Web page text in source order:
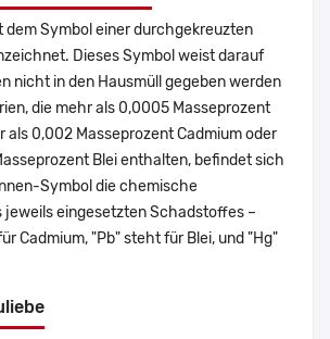
dem Symbol einer durchgekreuzten
Dieses Symbol weist darauf
nicht in den Hausmüll gegeben werden
die mehr als 0,0005 Masseprozent
als 0,002 Masseprozent Cadmium oder
Blei enthalten, befindet sich
Symbol die chemische
jeweils eingesetzten Schadstoffes –
Cadmium, "Pb" steht für Blei, und "Hg"